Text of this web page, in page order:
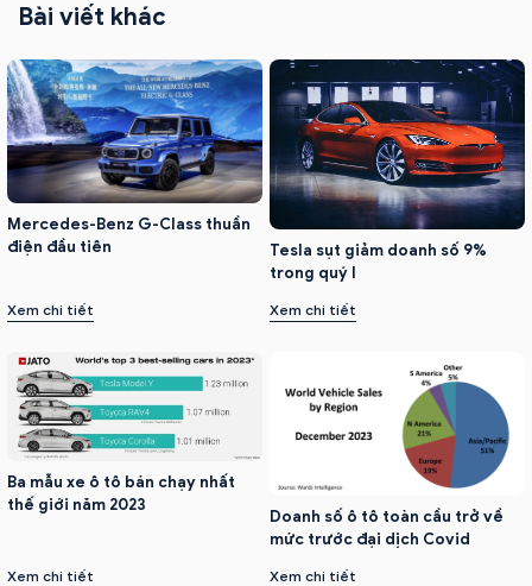
Bài viết khác
Mercedes-Benz G-Class thuần
điện đầu tiên
Xem chi tiết
Tesla sụt giảm doanh số 9%
trong quý I
Xem chi tiết
Ba mẫu xe ô tô bán chạy nhất
thế giới năm 2023
Xem chi tiết
Doanh số ô tô toàn cầu trở về
mức trước đại dịch Covid
Xem chi tiết